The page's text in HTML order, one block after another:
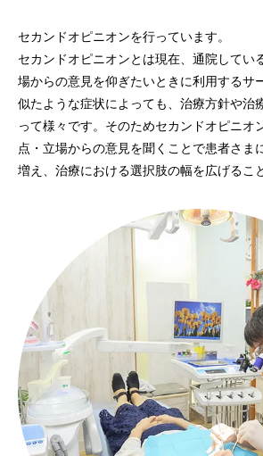
セカンドオピニオンを行っています。
セカンドオピニオンとは現在、通院してい
場からの意見を仰ぎたいときに利用するサ
似たような症状によっても、治療方針や治
って様々です。そのためセカンドオピニオ
点・立場からの意見を聞くことで患者さま
増え、治療における選択肢の幅を広げるこ